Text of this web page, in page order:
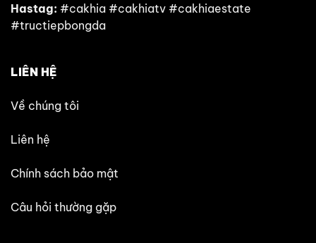
Hastag: #cakhia #cakhiatv #cakhiaestate
#tructiepbongda
LIÊN HỆ
Về chúng tôi
Liên hệ
Chính sách bảo mật
Câu hỏi thường gặp